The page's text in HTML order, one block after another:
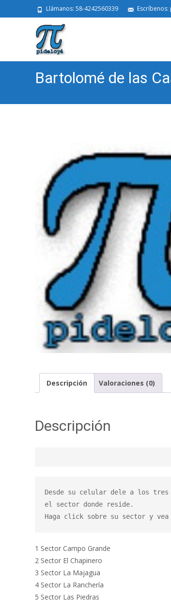
Llámanos: 58-4242560339
Bartolomé de las
Descripción Valoraciones (0)
Descripción
Desde su celular dele a los
el sector donde reside.
Haga click sobre su sector y
1 Sector Campo Grande
2 Sector El Chapinero
3 Sector La Majagua
4 Sector La Ranchería
5 Sector Las Piedras